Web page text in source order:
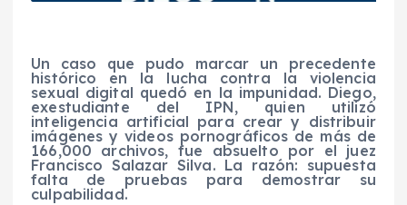
Un caso que pudo marcar un precedente
histórico en la lucha contra la violencia
sexual digital quedó en la impunidad. Diego,
exestudiante del IPN, quien utilizó
inteligencia artificial para crear y distribuir
imágenes y videos pornográficos de más de
166,000 archivos, fue absuelto por el juez
Francisco Salazar Silva. La razón: supuesta
falta de pruebas para demostrar su
culpabilidad.